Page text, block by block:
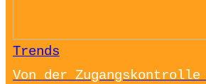
Trends
Von der Zugangskontrolle